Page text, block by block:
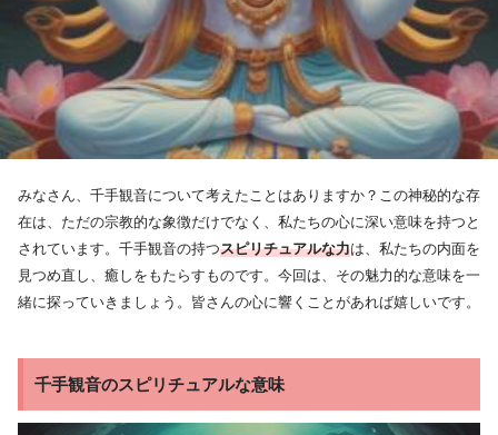
みなさん、千手観音について考えたことはありますか？この神秘的な存
在は、ただの宗教的な象徴だけでなく、私たちの心に深い意味を持つと
されています。千手観音の持つスピリチュアルな力は、私たちの内面を
見つめ直し、癒しをもたらすものです。今回は、その魅力的な意味を一
緒に探っていきましょう。皆さんの心に響くことがあれば嬉しいです。
千手観音のスピリチュアルな意味